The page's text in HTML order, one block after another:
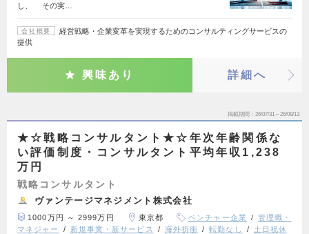
し、 その実…
会社概要
経営戦略・企業変革を実現するためのコンサルティングサービスの
提供
興味あり 詳細へ
掲載期間 26/07/31～26/08/13
★☆戦略コンサルタント★☆年次年齢関係な
い評価制度・コンサルタント平均年収1,238
万円
戦略コンサルタント
ヴァンテージマネジメント株式会社
1000万円 ～ 2999万円 東京都 ベンチャー企業
管理職・
マネジャー
新規事業・新サービス 海外折衝 転勤なし
土日祝休